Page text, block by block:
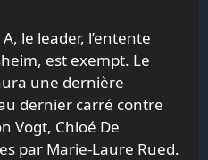
le leader, l’entente
est exempt. Le
une dernière
dernier carré contre
Vogt, Chloé De
par Marie-Laure Rued.